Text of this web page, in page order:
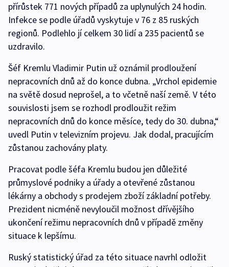
přírůstek 771 nových případů za uplynulých 24 hodin.
Infekce se podle úřadů vyskytuje v 76 z 85 ruských
regionů. Podlehlo jí celkem 30 lidí a 235 pacientů se
uzdravilo.
Šéf Kremlu Vladimir Putin už oznámil prodloužení
nepracovních dnů až do konce dubna. „Vrchol epidemie
na světě dosud neprošel, a to včetně naší země. V této
souvislosti jsem se rozhodl prodloužit režim
nepracovních dnů do konce měsíce, tedy do 30. dubna,“
uvedl Putin v televizním projevu. Jak dodal, pracujícím
zůstanou zachovány platy.
Pracovat podle šéfa Kremlu budou jen důležité
průmyslové podniky a úřady a otevřené zůstanou
lékárny a obchody s prodejem zboží základní potřeby.
Prezident nicméně nevyloučil možnost dřívějšího
ukončení režimu nepracovních dnů v případě změny
situace k lepšímu.
Ruský statistický úřad za této situace navrhl odložit